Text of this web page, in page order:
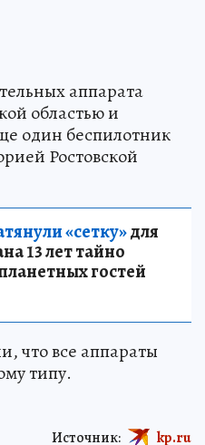
аппарата
областью и
один беспилотник
Ростовской
«сетку» для
13 лет тайно
гостей
все аппараты